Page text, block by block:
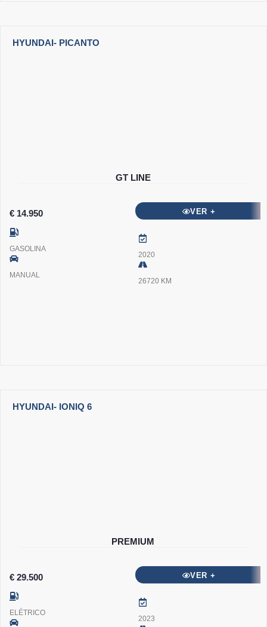
HYUNDAI- PICANTO
GT LINE
€ 14.950 VER +
GASOLINA
MANUAL
2020
26720 KM
HYUNDAI- IONIQ 6
PREMIUM
€ 29.500 VER +
ELÉTRICO
2023